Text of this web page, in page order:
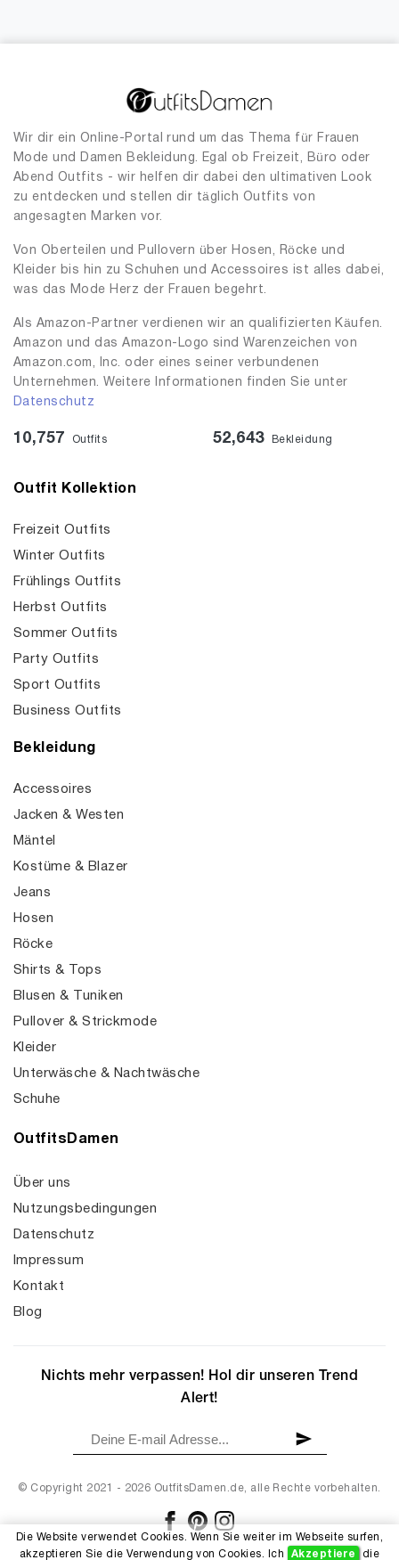
Wir dir ein Online-Portal rund um das Thema für Frauen
Mode und Damen Bekleidung. Egal ob Freizeit, Büro oder
Abend Outfits - wir helfen dir dabei den ultimativen Look
zu entdecken und stellen dir täglich Outfits von
angesagten Marken vor.
Von Oberteilen und Pullovern über Hosen, Röcke und
Kleider bis hin zu Schuhen und Accessoires ist alles dabei,
was das Mode Herz der Frauen begehrt.
Als Amazon-Partner verdienen wir an qualifizierten Käufen.
Amazon und das Amazon-Logo sind Warenzeichen von
Amazon.com, Inc. oder eines seiner verbundenen
Unternehmen. Weitere Informationen finden Sie unter
Datenschutz
10,757 Outfits 52,643 Bekleidung
Outfit Kollektion
Freizeit Outfits
Winter Outfits
Frühlings Outfits
Herbst Outfits
Sommer Outfits
Party Outfits
Sport Outfits
Business Outfits
Bekleidung
Accessoires
Jacken & Westen
Mäntel
Kostüme & Blazer
Jeans
Hosen
Röcke
Shirts & Tops
Blusen & Tuniken
Pullover & Strickmode
Kleider
Unterwäsche & Nachtwäsche
Schuhe
OutfitsDamen
Über uns
Nutzungsbedingungen
Datenschutz
Impressum
Kontakt
Blog
© Copyright 2021 - 2026 OutfitsDamen.de, alle Rechte vorbehalten.
Nichts mehr verpassen! Hol dir unseren Trend
Alert!
Die Website verwendet Cookies. Wenn Sie weiter im Webseite surfen,
akzeptieren Sie die Verwendung von Cookies. Ich
Akzeptiere die